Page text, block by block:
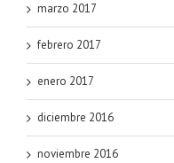
marzo 2017
febrero 2017
enero 2017
diciembre 2016
noviembre 2016